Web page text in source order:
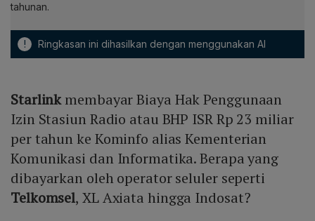
tahunan.
! Ringkasan ini dihasilkan dengan menggunakan AI
Starlinkmembayar Biaya Hak Penggunaan
Izin Stasiun Radio atau BHP ISR Rp 23 miliar
per tahun ke Kominfo alias Kementerian
Komunikasi dan Informatika. Berapa yang
dibayarkan oleh operator seluler seperti
Telkomsel, XL Axiata hingga Indosat?